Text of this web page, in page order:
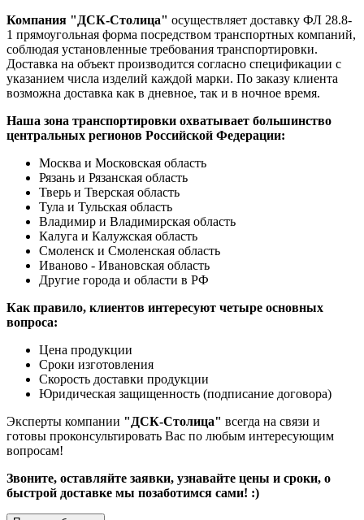
Компания "ДСК-Столица" осуществляет доставку ФЛ 28.8-
1 прямоугольная форма посредством транспортных компаний,
соблюдая установленные требования транспортировки.
Доставка на объект производится согласно спецификации с
указанием числа изделий каждой марки. По заказу клиента
возможна доставка как в дневное, так и в ночное время.
Наша зона транспортировки охватывает большинство
центральных регионов Российской Федерации:
Москва и Московская область
Рязань и Рязанская область
Тверь и Тверская область
Тула и Тульская область
Владимир и Владимирская область
Калуга и Калужская область
Смоленск и Смоленская область
Иваново - Ивановская область
Другие города и области в РФ
Как правило, клиентов интересуют четыре основных
вопроса:
Цена продукции
Сроки изготовления
Скорость доставки продукции
Юридическая защищенность (подписание договора)
Эксперты компании "ДСК-Столица" всегда на связи и
готовы проконсультировать Вас по любым интересующим
вопросам!
Звоните, оставляйте заявки, узнавайте цены и сроки, о
быстрой доставке мы позаботимся сами! :)